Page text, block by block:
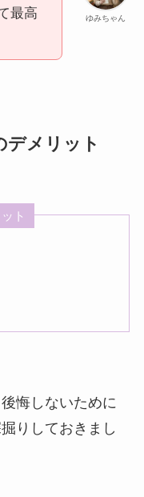
ゆみちゃん
最高
デメリット
ト
悔しないために
りしておきまし